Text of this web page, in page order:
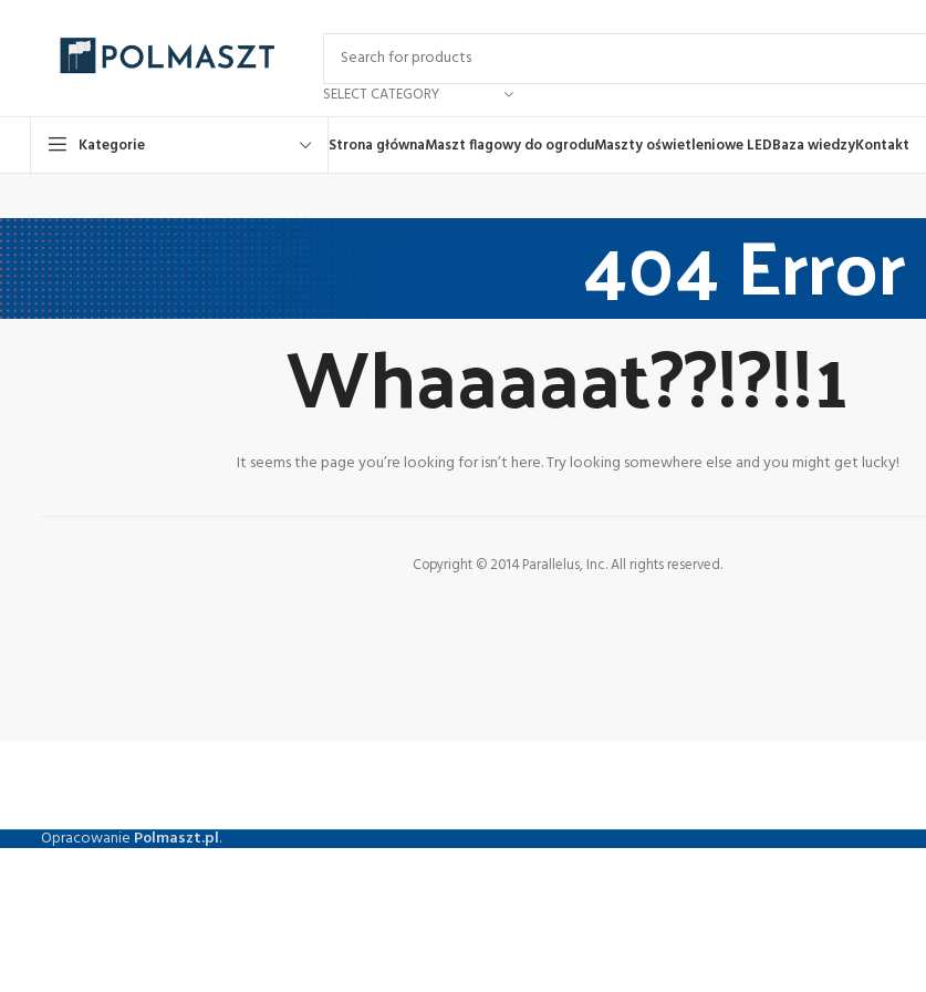
SELECT CATEGORY
Kategorie Strona głównaMaszt flagowy do ogroduMaszty oświetleniowe LEDBaza wiedzyKontakt
404 Error
Whaaaaat??!?!!1
It seems the page you’re looking for isn’t here. Try looking somewhere else and you might get lucky!
Copyright © 2014 Parallelus, Inc. All rights reserved.
OpracowaniePolmaszt.pl.